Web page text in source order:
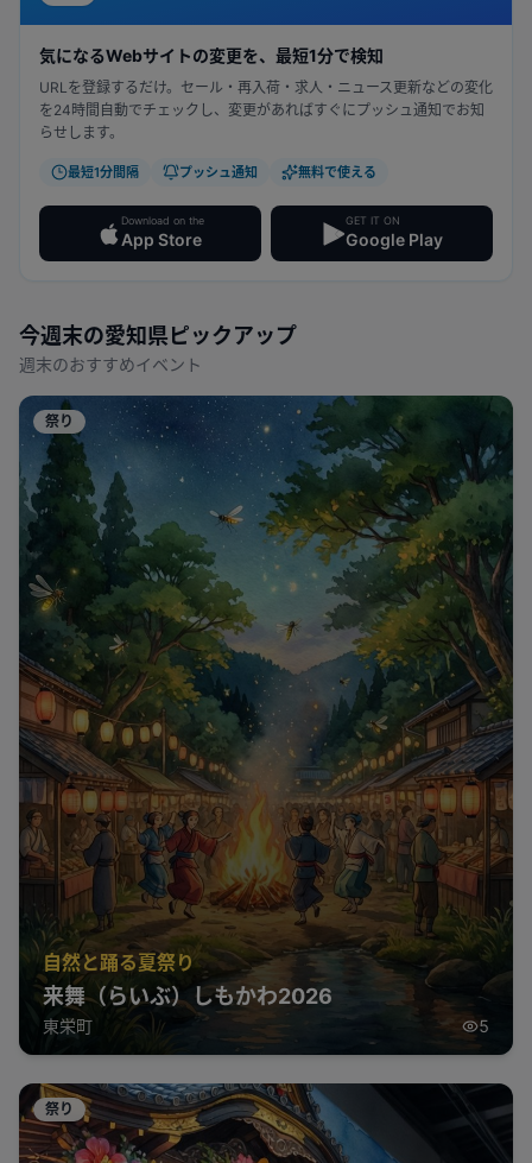
気になるWebサイトの変更を、最短1分で検知
URLを登録するだけ。セール・再入荷・求人・ニュース更新などの変化
を24時間自動でチェックし、変更があればすぐにプッシュ通知でお知
らせします。
最短1分間隔 プッシュ通知 無料で使える
Download on the
App Store
GET IT ON
Google Play
今週末の愛知県 ピックアップ
週末のおすすめイベント
祭り
自然と踊る夏祭り
来舞（らいぶ）しもかわ2026
東栄町 5
祭り